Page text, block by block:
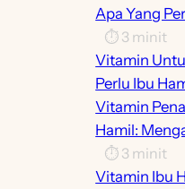
Apa Yang
⏱️ 3 minit
Vitamin
Perlu Ibu
Vitamin
Hamil:
⏱️ 3 minit
Vitamin Ibu